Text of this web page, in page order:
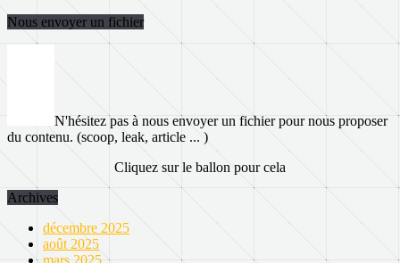
Nous envoyer un fichier
N'hésitez pas à nous envoyer un fichier pour nous proposer
du contenu. (scoop, leak, article ... )
Cliquez sur le ballon pour cela
Archives
décembre 2025
août 2025
mars 2025